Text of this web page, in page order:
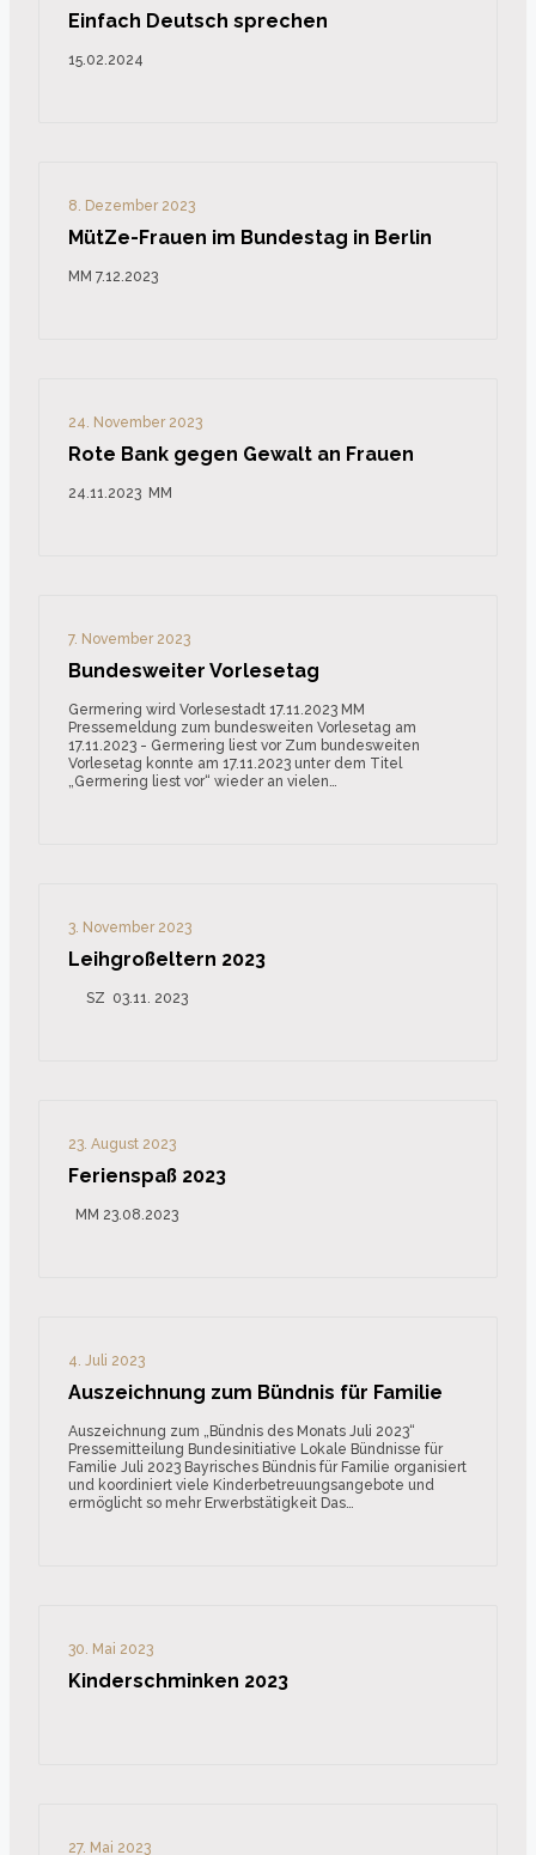
Einfach Deutsch sprechen
15.02.2024
8. Dezember 2023
MütZe-Frauen im Bundestag in Berlin
MM 7.12.2023
24. November 2023
Rote Bank gegen Gewalt an Frauen
24.11.2023 MM
7. November 2023
Bundesweiter Vorlesetag
Germering wird Vorlesestadt 17.11.2023 MM
Pressemeldung zum bundesweiten Vorlesetag am
17.11.2023 - Germering liest vor Zum bundesweiten
Vorlesetag konnte am 17.11.2023 unter dem Titel
„Germering liest vor“ wieder an vielen…
3. November 2023
Leihgroßeltern 2023
SZ 03.11. 2023
23. August 2023
Ferienspaß 2023
MM 23.08.2023
4. Juli 2023
Auszeichnung zum Bündnis für Familie
Auszeichnung zum „Bündnis des Monats Juli 2023“
Pressemitteilung Bundesinitiative Lokale Bündnisse für
Familie Juli 2023 Bayrisches Bündnis für Familie organisiert
und koordiniert viele Kinderbetreuungsangebote und
ermöglicht so mehr Erwerbstätigkeit Das…
30. Mai 2023
Kinderschminken 2023
27. Mai 2023